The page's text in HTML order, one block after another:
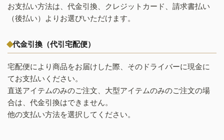
お支払い方法は、代金引換、クレジットカード、請求書払い
（後払い）よりお選びいただけます。
代金引換（代引宅配便）
宅配便により商品をお届けした際、そのドライバーに現金に
てお支払いください。
直送アイテムのみのご注文、大型アイテムのみのご注文の場
合は、代金引換はできません。
他の支払い方法を選択してください。